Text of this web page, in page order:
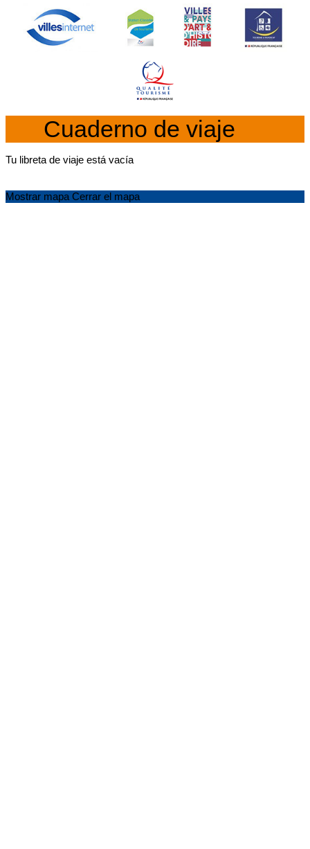
Cuaderno de viaje
Tu libreta de viaje está vacía
Mostrar mapa Cerrar el mapa